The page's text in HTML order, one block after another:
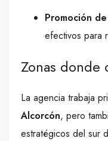
Promoción
efectivos para
Zonas donde
La agencia trabaja
Alcorcón, pero
estratégicos del sur